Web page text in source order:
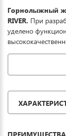
Горнолыжный
RIVER. При
уделено
данный
отдыха в горах и
превосходную
оперативно
комфорт. Купить